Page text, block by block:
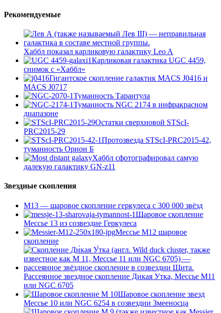
Рекомендуемые
Хаббл показал карликовую галактику Leo A
Карликовая галактика UGC 4459,
снимок с «Хаббл»
Гигантское скопление галактик MACS J0416 и
MACS J0717
Туманность Тарантула
Туманность NGC 2174 в инфракрасном
диапазоне
Остатки сверхновой STScI-
PRC2015-29
Протозвезда STScI-PRC2015-42,
туманность Орион Б
Хаббл сфотографировал самую
далекую галактику GN-z11
Звездные скопления
М13 — шаровое скопление геркулеса с 300 000 звёзд
Шаровое скопление
Мессье 13 из созвездие Геркулеса
Мессье М12 шаровое
скопление
Рассеянное звездное скопление Дикая Утка, Мессье М11
или NGC 6705
Шаровое скопление звезд
Мессье 10 или NGC 6254 в созвездии Змееносца